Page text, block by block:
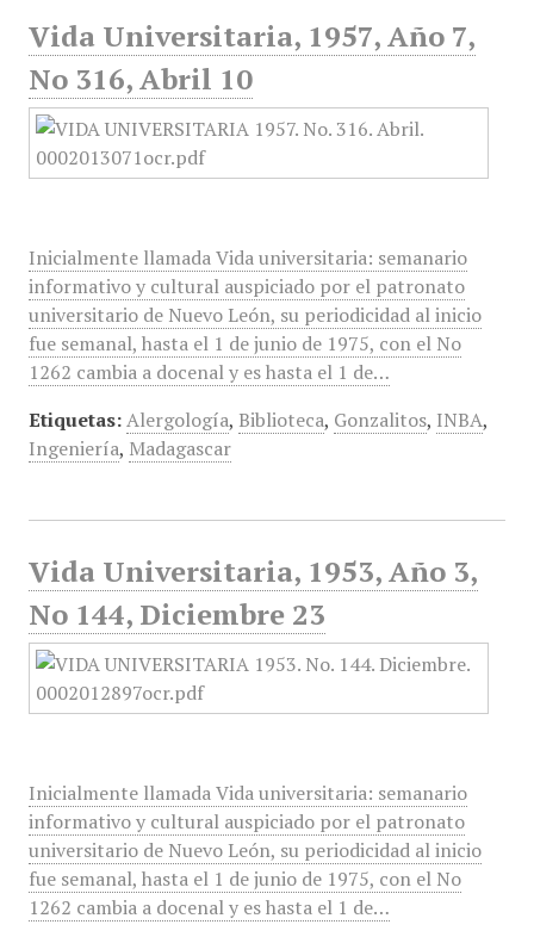
Vida Universitaria, 1957, Año 7,
No 316, Abril 10
Inicialmente llamada Vida universitaria: semanario
informativo y cultural auspiciado por el patronato
universitario de Nuevo León, su periodicidad al inicio
fue semanal, hasta el 1 de junio de 1975, con el No
1262 cambia a docenal y es hasta el 1 de…
Etiquetas: Alergología, Biblioteca, Gonzalitos, INBA,
Ingeniería, Madagascar
Vida Universitaria, 1953, Año 3,
No 144, Diciembre 23
Inicialmente llamada Vida universitaria: semanario
informativo y cultural auspiciado por el patronato
universitario de Nuevo León, su periodicidad al inicio
fue semanal, hasta el 1 de junio de 1975, con el No
1262 cambia a docenal y es hasta el 1 de…